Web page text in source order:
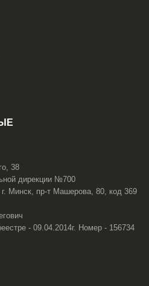
38
дирекции №700
Минск, пр-т Машерова, 80, код 369
- 09.04.2014г. Номер - 156734